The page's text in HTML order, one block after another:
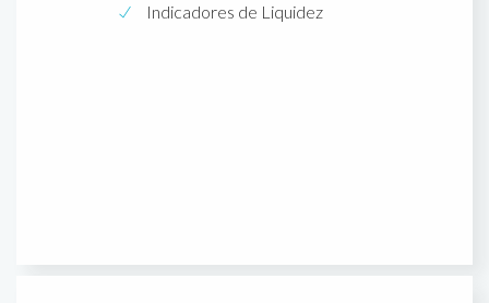
Indicadores de Liquidez